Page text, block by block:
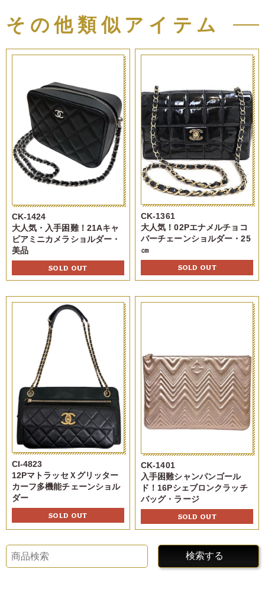
その他類似アイテム
CK-1424
大人気・入手困難！21Aキャ
ビアミニカメラショルダー・
美品
SOLD OUT
CK-1361
大人気！02Pエナメルチョコ
バーチェーンショルダー・25
㎝
SOLD OUT
CI-4823
12PマトラッセＸグリッター
カーフ多機能チェーンショル
ダー
SOLD OUT
CK-1401
入手困難シャンパンゴール
ド！16Pシェブロンクラッチ
バッグ・ラージ
SOLD OUT
検索する